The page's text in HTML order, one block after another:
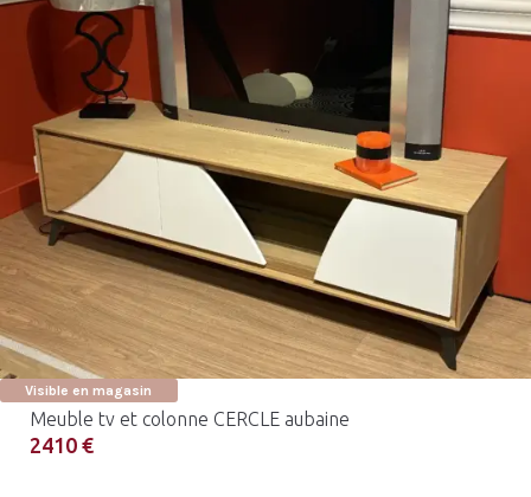
Visible en magasin
Meuble tv et colonne CERCLE aubaine
2410 €